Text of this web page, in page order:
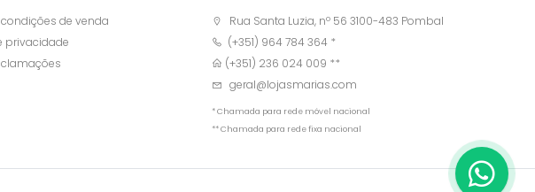
de venda
privacidade
Rua Santa Luzia, nº 56 3100-483 Pombal
(+351) 964 784 364 *
(+351) 236 024 009 **
geral@lojasmarias.com
* Chamada para rede móvel nacional
** Chamada para rede fixa nacional